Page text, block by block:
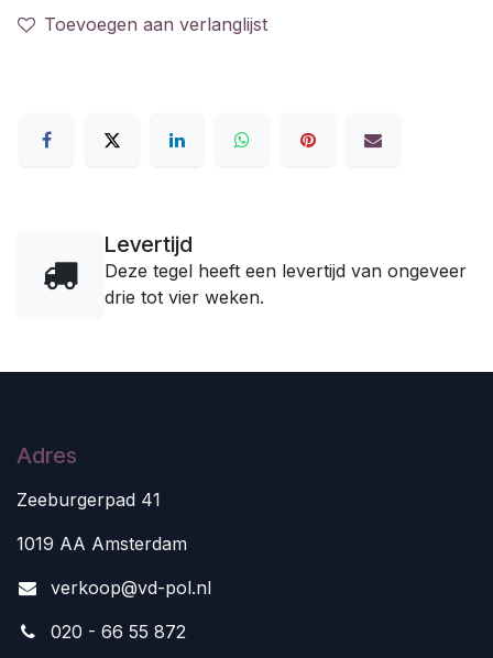
Toevoegen aan verlanglijst
Levertijd
Deze tegel heeft een levertijd van ongeveer
drie tot vier weken.
Adres
Zeeburgerpad 41
1019 AA Amsterdam
verkoop@vd-pol.nl
020 - 66 55 872